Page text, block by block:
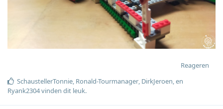
Reageren
SchaustellerTonnie Ronald-Tourmanager DirkJeroen , en
Ryank2304vinden dit leuk.